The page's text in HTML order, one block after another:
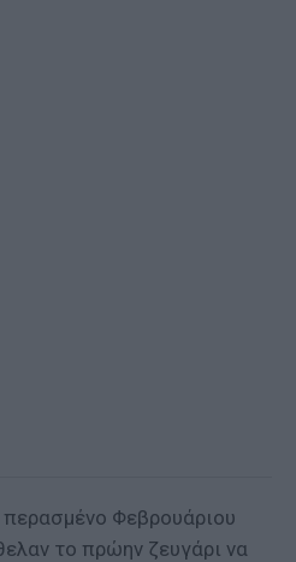
περασμένο Φεβρουάριου
το πρώην ζευγάρι να